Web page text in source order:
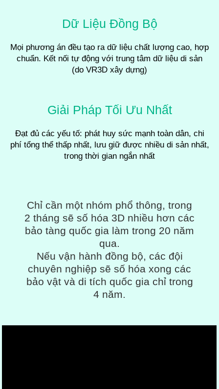
Dữ Liệu Đồng Bộ
Mọi phương án đều tạo ra dữ liệu chất lượng cao, hợp
chuẩn. Kết nối tự động với trung tâm dữ liệu di sản
(do VR3D xây dựng)
Giải Pháp Tối Ưu Nhất
Đạt đủ các yếu tố: phát huy sức mạnh toàn dân, chi
phí tổng thể thấp nhất, lưu giữ được nhiều di sản nhất,
trong thời gian ngắn nhất
Chỉ cần một nhóm phổ thông, trong
2 tháng sẽ số hóa 3D nhiều hơn các
bảo tàng quốc gia làm trong 20 năm
qua.
Nếu vận hành đồng bộ, các đội
chuyên nghiệp sẽ số hóa xong các
bảo vật và di tích quốc gia chỉ trong
4 năm.